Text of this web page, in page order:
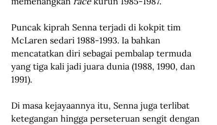
Puncak kiprah Senna terjadi di kokpit tim
McLaren sedari 1988-1993. Ia bahkan
mencatatkan diri sebagai pembalap termuda
yang tiga kali jadi juara dunia (1988, 1990, dan
1991).
Di masa kejayaannya itu, Senna juga terlibat
ketegangan hingga perseteruan sengit dengan